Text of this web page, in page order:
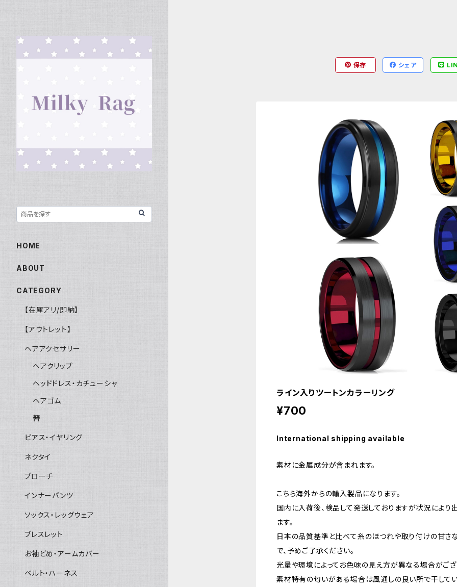
保存 シェア
ライン入りツートンカラーリング
¥700
International shipping available
素材に金属成分が含まれます。
こちら海外からの輸入製品になります。
国内に入荷後、検品して発送しておりますが状況によ
ます。
日本の品質基準と比べて糸のほつれや取り付けの甘さ
で、予めご了承ください。
光量や環境によってお色味の見え方が異なる場合がござ
素材特有の匂いがある場合は風通しの良い所で干してい
HOME
ABOUT
CATEGORY
【在庫アリ/即納】
【アウトレット】
ヘアアクセサリー
ヘアクリップ
ヘッドドレス・カチューシャ
ヘアゴム
簪
ピアス・イヤリング
ネクタイ
ブローチ
インナーパンツ
ソックス・レッグウェア
ブレスレット
お袖どめ・アームカバー
ベルト・ハーネス